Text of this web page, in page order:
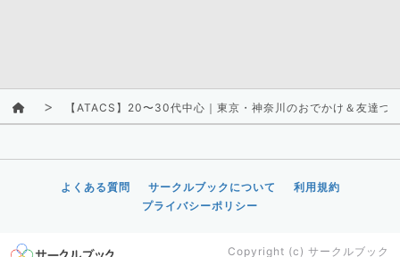
【ATACS】20〜30代中心｜東京・神奈川のおでかけ＆友達づ
よくある質問 サークルブックについて
利用規約
プライバシーポリシー
Copyright (c) サークルブック